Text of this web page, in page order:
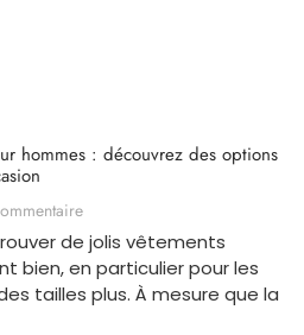
hommes : découvrez des options
de jolis vêtements
bien, en particulier pour les
tailles plus. À mesure que la